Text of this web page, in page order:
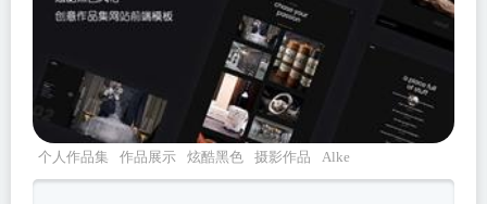
个人作品集 作品展示 炫酷黑色 摄影作品 Alke